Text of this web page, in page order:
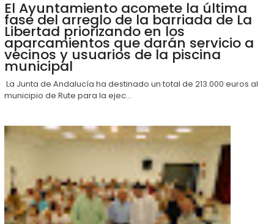
El Ayuntamiento acomete la última
fase del arreglo de la barriada de La
Libertad priorizando en los
aparcamientos que darán servicio a
vecinos y usuarios de la piscina
municipal
La Junta de Andalucía ha destinado un total de 213.000 euros al
municipio de Rute para la ejec...